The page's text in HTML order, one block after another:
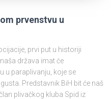
prvenstvu u
prvi put u historiji
država imat će
u paraplivanju, koje se
Predstavnik BiH bit će naš
plivačkog kluba Spid iz